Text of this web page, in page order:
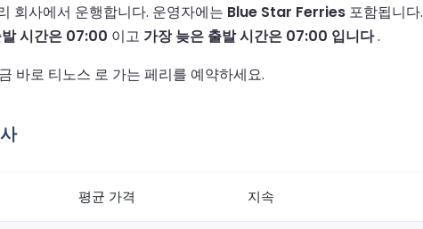
회사에서 운행합니다. 운영자에는 Blue Star Ferries 포함됩니다.
시간은 07:00 이고 가장 늦은 출발 시간은 07:00 입니다.
바로 티노스 로 가는 페리를 예약하세요.
평균 가격 지속